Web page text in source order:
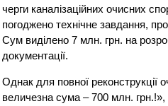
черги каналізаційних очисних
погоджено технічне завдання,
Сум виділено 7 млн. грн. на
документації.
Однак для повної реконструкції
величезна сума – 700 млн.